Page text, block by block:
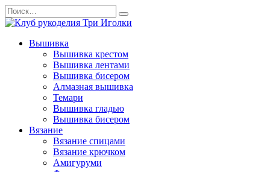
Перейти
к
содержанию
Search
for:
Вышивка
Вышивка крестом
Вышивка лентами
Вышивка бисером
Алмазная вышивка
Темари
Вышивка гладью
Вышивка бисером
Вязание
Вязание спицами
Вязание крючком
Амигуруми